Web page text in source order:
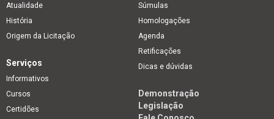
Atualidade
História
Origem da Licitação
Súmulas
Homologações
Agenda
Retificações
Dicas e dúvidas
Serviços
Informativos
Cursos
Certidões
Demonstração
Legislação